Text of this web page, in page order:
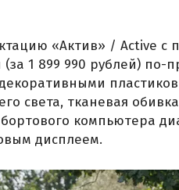
«Актив» / Active с
1 899 990 рублей)
света, тканевая
компьютера
дисплеем.